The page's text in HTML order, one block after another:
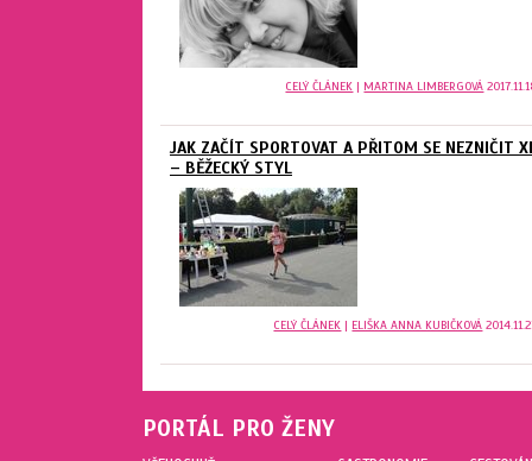
CELÝ ČLÁNEK | MARTINA LIMBERGOVÁ
JAK ZAČÍT SPORTOVAT A PŘITOM SE NEZNIČIT
– BĚŽECKÝ STYL
CELÝ ČLÁNEK | ELIŠKA ANNA KUBIČKOVÁ
PORTÁL PRO ŽENY